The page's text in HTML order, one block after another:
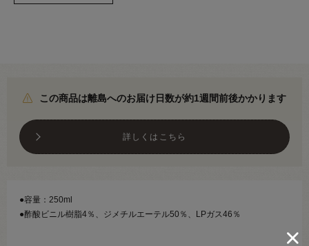
この商品は離島へのお届け日数が約1週間前後かかります
詳しくはこちら
●容量：250ml
●酢酸ビニル樹脂4％、ジメチルエーテル50％、LPガス46％